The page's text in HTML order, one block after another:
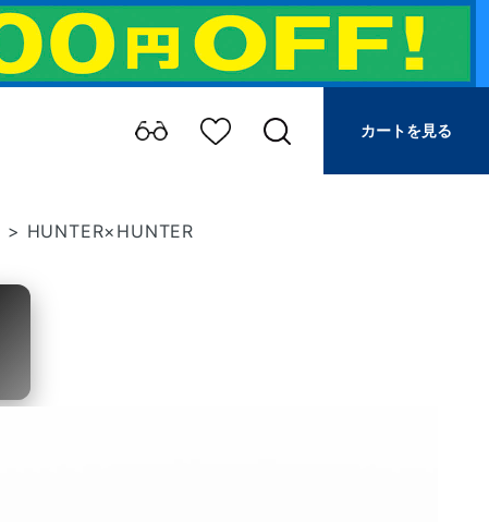
カートを見る
> HUNTER×HUNTER